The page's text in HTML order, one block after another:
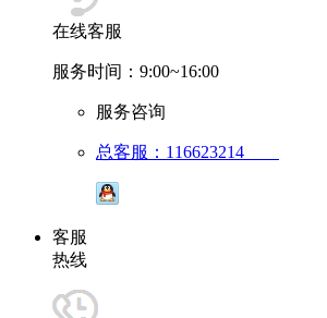
在线客服
服务时间：9:00~16:00
服务咨询
总客服：116623214
客服
热线